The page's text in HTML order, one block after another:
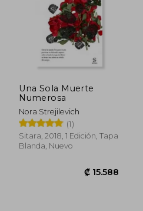
₡ 29.021
Una Sola Muerte
Numerosa
Nora Strejilevich
(1)
Sitara, 2018, 1 Edición, Tapa
Blanda, Nuevo